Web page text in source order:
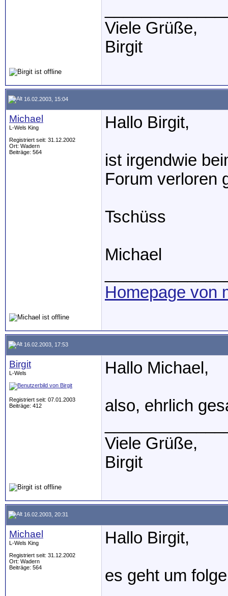
Viele Grüße,
Birgit
16.02.2003, 15:04
Michael
L-Wels King
Registriert seit: 31.12.2002
Ort: Wadern
Beiträge: 564
Hallo Birgit,
ist irgendwie
Forum verloren
Tschüss
Michael
Homepage von
16.02.2003, 17:53
Birgit
L-Wels
Registriert seit: 07.01.2003
Beiträge: 412
Hallo Michael,
also, ehrlich
Viele Grüße,
Birgit
16.02.2003, 20:31
Michael
L-Wels King
Registriert seit: 31.12.2002
Ort: Wadern
Beiträge: 564
Hallo Birgit,
es geht um